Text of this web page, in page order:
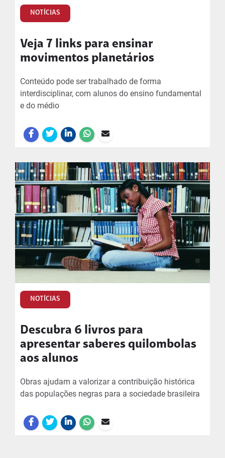
NOTÍCIAS
Veja 7 links para ensinar
movimentos planetários
Conteúdo pode ser trabalhado de forma
interdisciplinar, com alunos do ensino fundamental
e do médio
NOTÍCIAS
Descubra 6 livros para
apresentar saberes quilombolas
aos alunos
Obras ajudam a valorizar a contribuição histórica
das populações negras para a sociedade brasileira